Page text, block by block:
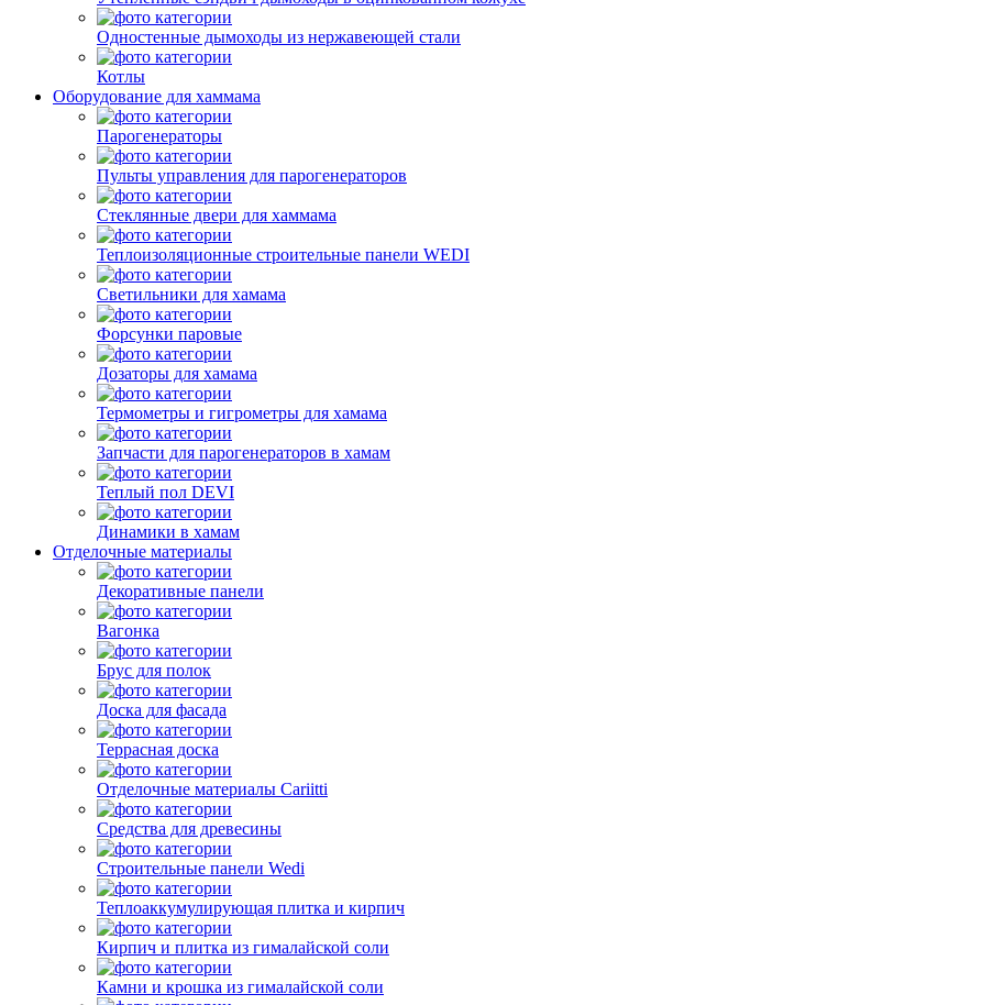
Одностенные дымоходы из нержавеющей стали
Котлы
Оборудование для хаммама
Парогенераторы
Пульты управления для парогенераторов
Стеклянные двери для хаммама
Теплоизоляционные строительные панели WEDI
Светильники для хамама
Форсунки паровые
Дозаторы для хамама
Термометры и гигрометры для хамама
Запчасти для парогенераторов в хамам
Теплый пол DEVI
Динамики в хамам
Отделочные материалы
Декоративные панели
Вагонка
Брус для полок
Доска для фасада
Террасная доска
Отделочные материалы Cariitti
Средства для древесины
Строительные панели Wedi
Теплоаккумулирующая плитка и кирпич
Кирпич и плитка из гималайской соли
Камни и крошка из гималайской соли